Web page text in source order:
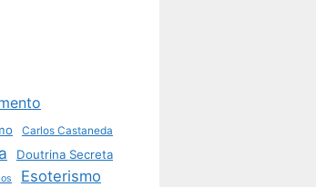
Carlos Castaneda
Doutrina Secreta
Esoterismo